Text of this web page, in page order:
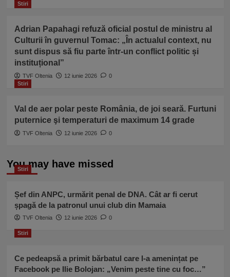
Stiri
Adrian Papahagi refuză oficial postul de ministru al
Culturii în guvernul Tomac: „În actualul context, nu
sunt dispus să fiu parte într-un conflict politic și
instituțional”
TVF Oltenia 12 iunie 2026
0
Stiri
Val de aer polar peste România, de joi seară. Furtuni
puternice şi temperaturi de maximum 14 grade
TVF Oltenia 12 iunie 2026 0
You may have missed
Stiri
Șef din ANPC, urmărit penal de DNA. Cât ar fi cerut
șpagă de la patronul unui club din Mamaia
TVF Oltenia 12 iunie 2026 0
Stiri
Ce pedeapsă a primit bărbatul care l-a amenințat pe
Facebook pe Ilie Bolojan: „Venim peste tine cu foc…”